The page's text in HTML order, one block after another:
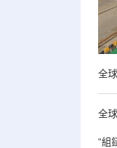
全
全
“組